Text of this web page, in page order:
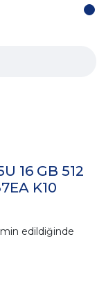
16 GB 512
K10
edildiğinde